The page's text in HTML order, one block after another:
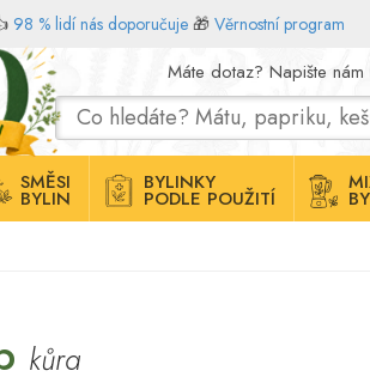
98 % lidí nás doporučuje 🎁 Věrnostní program
Máte dotaz? Napište nám
SMĚSI
BYLIN
BYLINKY
PODLE POUŽITÍ
kůra